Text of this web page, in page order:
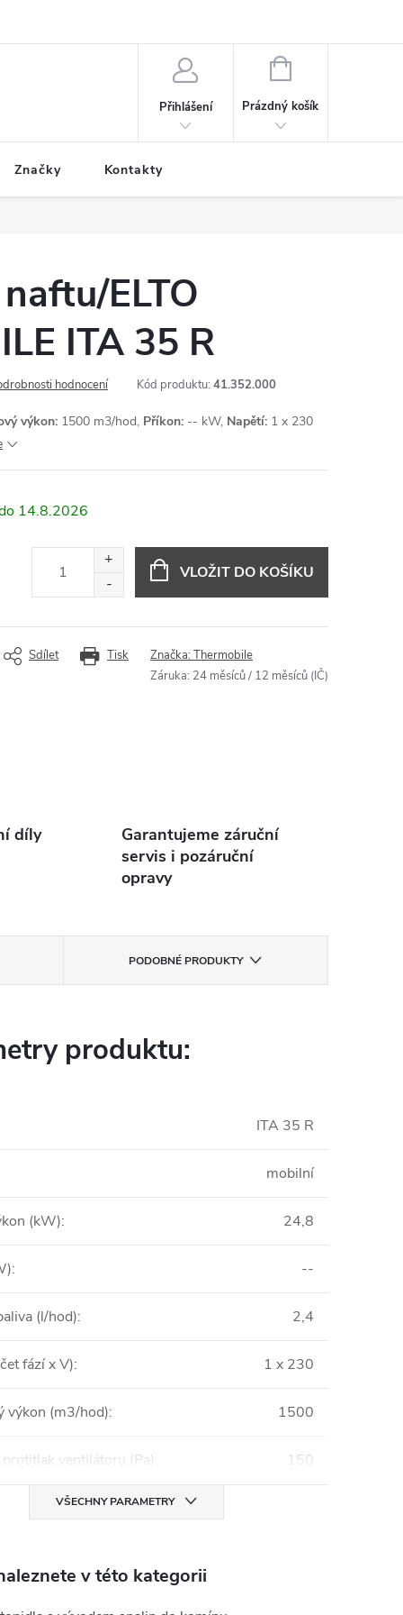
Přihlášení
NÁKUPNÍ
Prázdný košík
Značky Kontakty
ELTO
ITA 35 R
hodnocení Kód produktu: 41.352.000
výkon: 1500 m3/hod, Příkon: -- kW, Napětí: 1 x 230
14.8.2026
VLOŽIT DO KOŠÍKU
Tisk
Sdílet Značka:Thermobile
Záruka: 24 měsíců / 12 měsíců (IČ)
díly
Garantujeme záruční
servis i pozáruční
opravy
PODOBNÉ PRODUKTY
produktu:
ITA 35 R
mobilní
(kW): 24,8
: --
(l/hod): 2,4
fází x V): 1 x 230
výkon (m3/hod): 1500
ventilátoru (Pa): 150
VŠECHNY PARAMETRY
v této kategorii